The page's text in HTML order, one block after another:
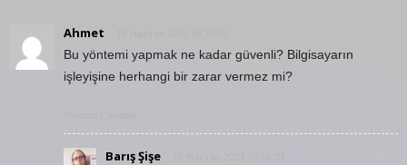
Ahmet
Bu yöntemi yapmak ne kadar güvenli? Bilgisayarın
işleyişine herhangi bir zarar vermez mi?
Barış Şişe